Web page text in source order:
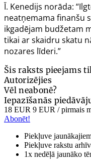
Ī. Kenedijs norāda:
neatņemama finanšu
ikgadējam budžetam
tikai ar skaidru skatu
nozares līderi.”
Šis raksts pieejams
Autorizējies
Vēl neabonē?
Iepazīšanās
18 EUR 9 EUR / pirmais
Abonēt!
Piekļuve
Piekļuve rakstu
1x nedēļā jaunāko